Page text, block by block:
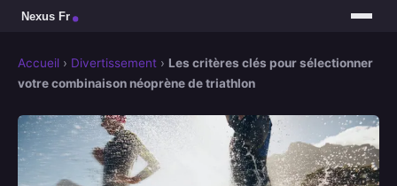
Accueil › Divertissement › Les critères clés pour sélectionner
votre combinaison néoprène de triathlon